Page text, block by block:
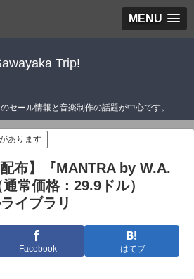
MENU
Trip!
セール情報と音楽制作の話題が中心です。
あります
配布】『MANTRA by W.A.
常価格：29.9ドル）
イブラリ
Facebook はてブ